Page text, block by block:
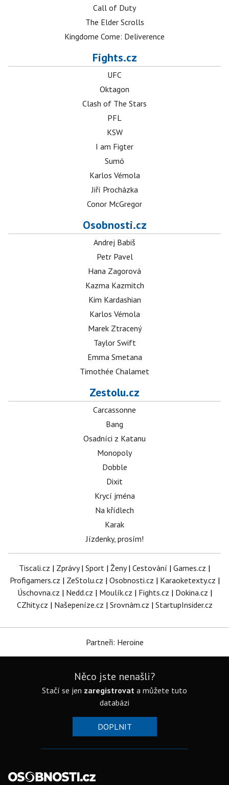
Call of Duty
The Elder Scrolls
Kingdome Come: Deliverence
Fights.cz
UFC
Oktagon
Clash of The Stars
PFL
KSW
I am Figter
Sumó
Karlos Vémola
Jiří Procházka
Conor McGregor
Osobnosti.cz
Andrej Babiš
Petr Pavel
Hana Zagorová
Kazma Kazmitch
Kim Kardashian
Karlos Vémola
Marek Ztracený
Taylor Swift
Emma Smetana
Timothée Chalamet
Zestolu.cz
Carcassonne
Bang
Osadníci z Katanu
Monopoly
Dobble
Dixit
Krycí jména
Na křídlech
Karak
Jízdenky, prosím!
Tiscali.cz | Zprávy| Sport | Ženy| Cestování | Games.cz |
Profigamers.cz | ZeStolu.cz | Osobnosti.cz | Karaoketexty.cz |
Úschovna.cz | Nedd.cz | Moulík.cz | Fights.cz | Dokina.cz |
CZhity.cz | Našepeníze.cz | Srovnám.cz | StartupInsider.cz
Partneři: Heroine
Něco jste nenašli?
Stačí se jen zaregistrovat a můžete tuto
databázi
DOPLNIT